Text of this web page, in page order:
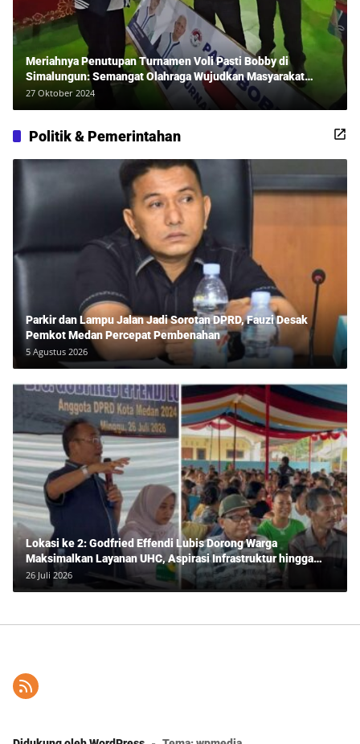
Meriahnya Penutupan Turnamen Voli Pasti Bobby di
Simalungun: Semangat Olahraga Wujudkan Masyarakat
Sehat Bersama Erwan Rozadi dan Ribuan Penonton!
27 Oktober 2024
Politik & Pemerintahan
Parkir dan Lampu Jalan Jadi Sorotan DPRD, Fauzi Desak
Pemkot Medan Percepat Pembenahan
5 Agustus 2026
Lokasi ke 2: Godfried Effendi Lubis Dorong Warga
Maksimalkan Layanan UHC, Aspirasi Infrastruktur hingga
Pendidikan Mengemuka dalam Reses Medan Amplas
26 Juli 2026